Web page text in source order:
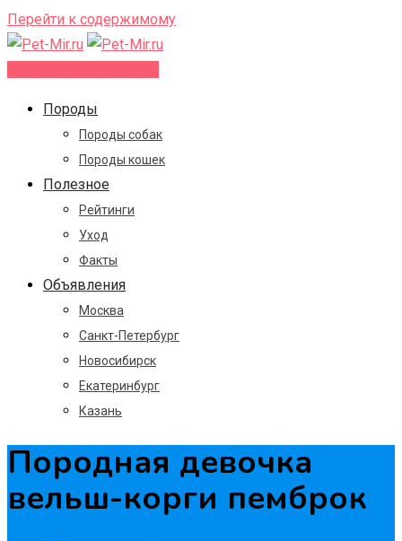
Перейти к содержимому
Породы
Породы собак
Породы кошек
Полезное
Рейтинги
Уход
Факты
Объявления
Москва
Санкт-Петербург
Новосибирск
Екатеринбург
Казань
Породная девочка
вельш-корги пемброк